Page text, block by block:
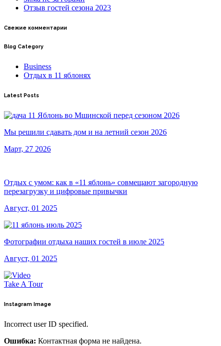
Отзыв гостей сезона 2023
Свежие комментарии
Blog Category
Business
Отдых в 11 яблонях
Latest Posts
Мы решили сдавать дом и на летний сезон 2026
Март, 27 2026
Отдых с умом: как в «11 яблонь» совмещают загородную
перезагрузку и цифровые привычки
Август, 01 2025
Фотографии отдыха наших гостей в июле 2025
Август, 01 2025
Take A Tour
Instagram Image
Incorrect user ID specified.
Ошибка: Контактная форма не найдена.